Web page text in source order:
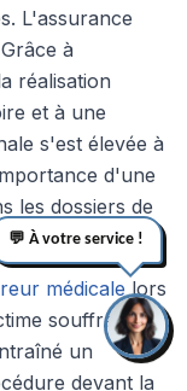
L'assurance
à
réalisation
et à une
s'est élevée à
d'une
les dossiers de
médicalelors
souffrait
un
devant la
💬 À votre service !